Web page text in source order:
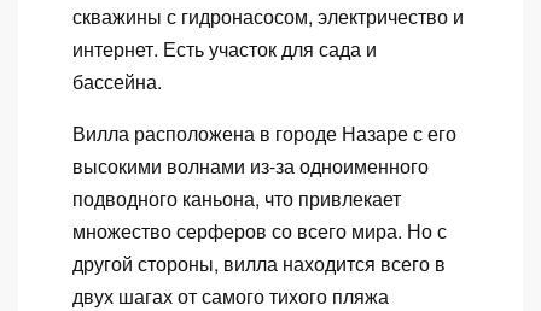
скважины с гидронасосом, электричество и
интернет. Есть участок для сада и
бассейна.
Вилла расположена в городе Назаре с его
высокими волнами из-за одноименного
подводного каньона, что привлекает
множество серферов со всего мира. Но с
другой стороны, вилла находится всего в
двух шагах от самого тихого пляжа